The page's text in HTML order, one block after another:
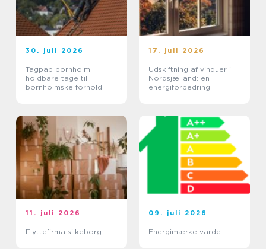
30. juli 2026
Tagpap bornholm
holdbare tage til
bornholmske forhold
17. juli 2026
Udskiftning af vinduer i
Nordsjælland: en
energiforbedring
11. juli 2026
Flyttefirma silkeborg
09. juli 2026
Energimærke varde